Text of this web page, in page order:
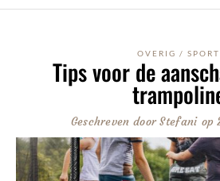
OVERIG / SPORT
Tips voor de
Geschreven doorStefani op